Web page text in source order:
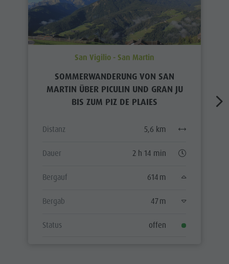
San Vigilio - San Martin
SOMMERWANDERUNG VON SAN
MARTIN ÜBER PICULIN UND GRAN JU
BIS ZUM PIZ DE PLAIES
Distanz 5,6 km
Dauer 2 h 14 min
Bergauf 614 m
Bergab 47 m
Status offen